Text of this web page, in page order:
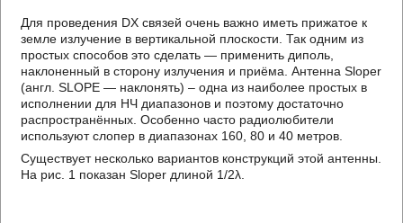
Для проведения DХ связей очень важно иметь прижатое к
земле излучение в вертикальной плоскости. Так одним из
простых способов это сделать — применить диполь,
наклоненный в сторону излучения и приёма. Антенна Slореr
(англ. SLOPE — наклонять) – одна из наиболее простых в
исполнении для НЧ диапазонов и поэтому достаточно
распространённых. Особенно часто радиолюбители
используют слопер в диапазонах 160, 80 и 40 метров.
Существует несколько вариантов конструкций этой антенны.
На рис. 1 показан Slореr длиной 1/2λ.